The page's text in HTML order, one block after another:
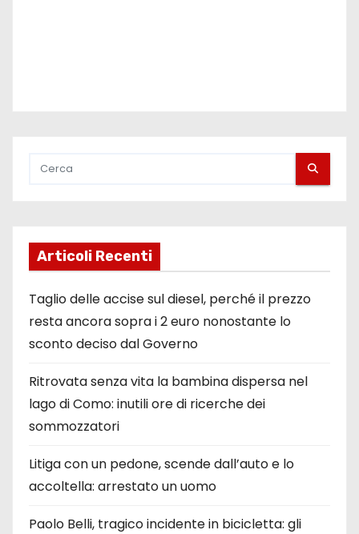
Articoli Recenti
Taglio delle accise sul diesel, perché il prezzo
resta ancora sopra i 2 euro nonostante lo
sconto deciso dal Governo
Ritrovata senza vita la bambina dispersa nel
lago di Como: inutili ore di ricerche dei
sommozzatori
Litiga con un pedone, scende dall’auto e lo
accoltella: arrestato un uomo
Paolo Belli, tragico incidente in bicicletta: gli